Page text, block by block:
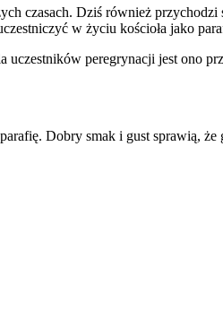
czasach. Dziś również
w życiu kościoła jako
peregrynacji jest ono
Dobry smak i gust sprawią,